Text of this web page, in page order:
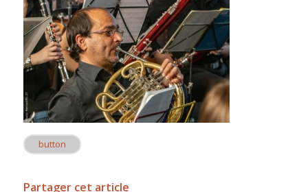
button
Partager cet article